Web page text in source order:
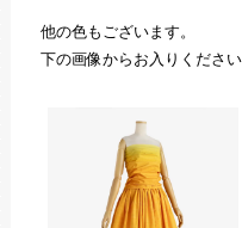
他の色もございます。
下の画像からお入りください